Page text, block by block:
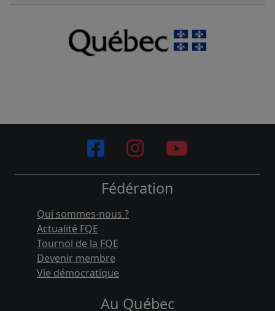
Fédération
Qui sommes-nous ?
Actualité FQE
Tournoi de la FQE
Devenir membre
Vie démocratique
Au Québec